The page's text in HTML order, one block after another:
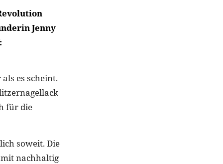
Jenny
es scheint.
für die
soweit. Die
nachhaltig